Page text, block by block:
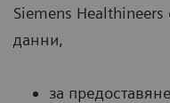
Siemens
данни,
за